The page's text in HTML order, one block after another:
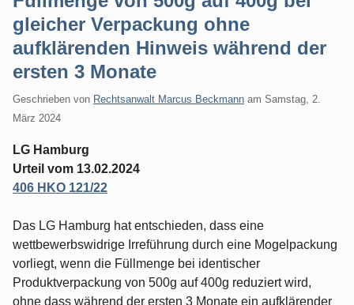
gleicher Verpackung ohne
aufklärenden Hinweis während der
ersten 3 Monate
Geschrieben von Rechtsanwalt Marcus Beckmann am Samstag, 2.
März 2024
LG Hamburg
Urteil vom 13.02.2024
406 HKO 121/22
Das LG Hamburg hat entschieden, dass eine
wettbewerbswidrige Irreführung durch eine Mogelpackung
vorliegt, wenn die Füllmenge bei identischer
Produktverpackung von 500g auf 400g reduziert wird,
ohne dass während der ersten 3 Monate ein aufklärender